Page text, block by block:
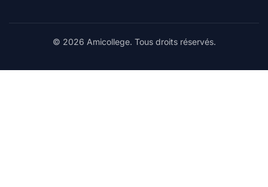
© 2026 Amicollege. Tous droits réservés.